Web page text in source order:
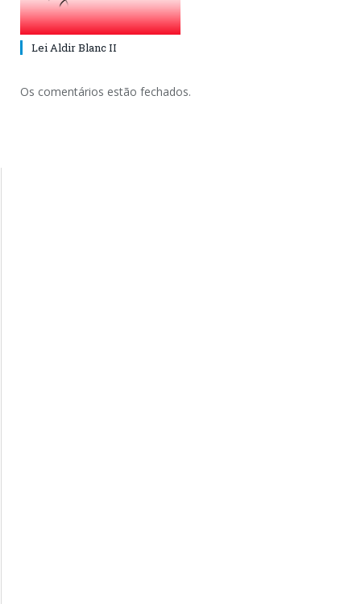
Lei Aldir Blanc II
Os comentários estão fechados.